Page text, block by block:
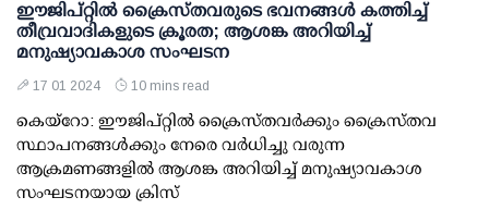
ഈജിപ്റ്റില്‍ ക്രൈസ്തവരുടെ ഭവനങ്ങള്‍ കത്തിച്ച്
തീവ്രവാദികളുടെ ക്രൂരത; ആശങ്ക അറിയിച്ച്
മനുഷ്യാവകാശ സംഘടന
17 01 2024 10 mins read
കെയ്‌റോ: ഈജിപ്റ്റില്‍ ക്രൈസ്തവര്‍ക്കും ക്രൈസ്തവ
സ്ഥാപനങ്ങള്‍ക്കും നേരെ വര്‍ധിച്ചു വരുന്ന
ആക്രമണങ്ങളില്‍ ആശങ്ക അറിയിച്ച് മനുഷ്യാവകാശ
സംഘടനയായ ക്രിസ്